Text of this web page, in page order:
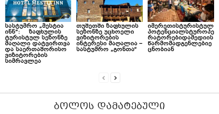
სასტუმრო „მესტია
ინნ“: ზაფხულის
ტურისტულ სეზონზე
მაღალი დატვირთვა
და საერთაშორისო
ვიზიტორების
სიმრავლეა
თუშეთში ზაფხულის
სეზონზე უცხოელი
ვიზიტორების
ინტერესი მაღალია –
სასტუმრო „გონთა“
იმერეთისტურისტულ
პოტენციალსტუროპე
რატორებიდამედიის
წარმომადგენლებიე
ცნობიან
ᲑᲝᲚᲝᲡ ᲓᲐᲛᲐᲢᲔᲑᲣᲚᲘ